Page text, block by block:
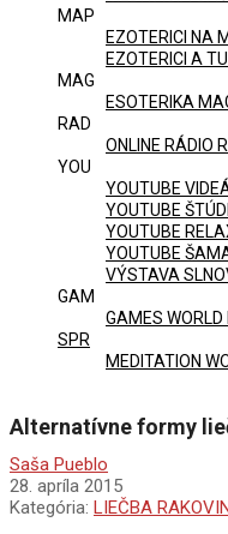
MAP
EZOTERICI NA
EZOTERICI A
MAG
ESOTERIKA
RAD
ONLINE RÁDIO
YOU
YOUTUBE
YOUTUBE
YOUTUBE
YOUTUBE
VÝSTAVA
GAM
GAMES WORLD
SPR
MEDITATION
Alternatívne formy
Saša Pueblo
28. apríla 2015
Kategória: LIEČBA